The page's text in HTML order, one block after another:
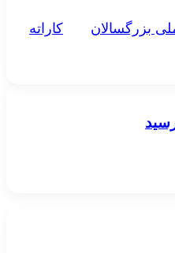
بزرگسالان
کاراته